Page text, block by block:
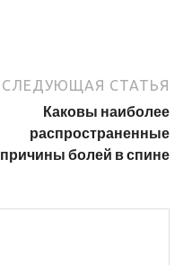
СЛЕДУЮЩАЯ СТАТЬЯ
Каковы наиболее
распространенные
причины болей в спине